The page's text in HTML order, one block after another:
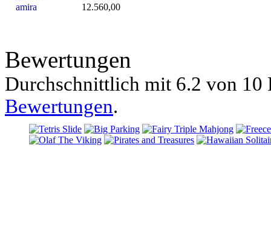
amira
12.560,00
Bewertungen
Durchschnittlich mit 6.2 von 10
Bewertungen.